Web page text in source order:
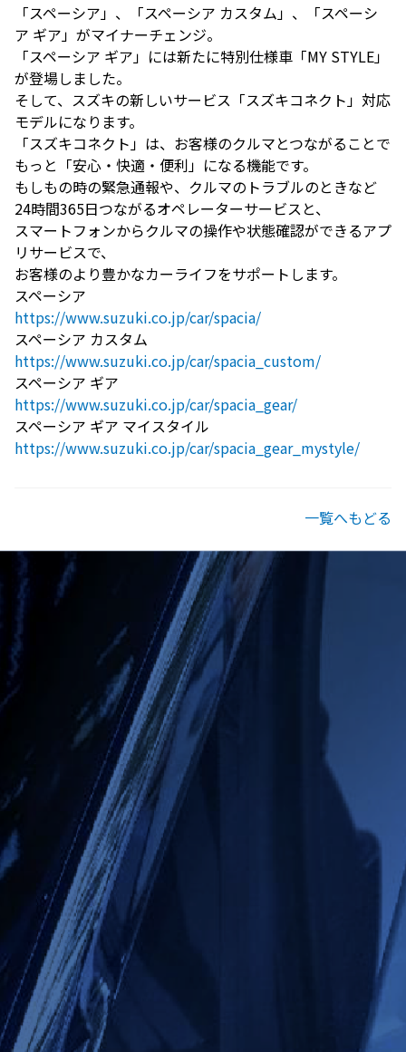
「スペーシア」、「スペーシア カスタム」、「スペーシ
ア ギア」がマイナーチェンジ。
「スペーシア ギア」には新たに特別仕様車「MY STYLE」
が登場しました。
そして、スズキの新しいサービス「スズキコネクト」対応
モデルになります。
「スズキコネクト」は、お客様のクルマとつながることで
もっと「安心・快適・便利」になる機能です。
もしもの時の緊急通報や、クルマのトラブルのときなど
24時間365日つながるオペレーターサービスと、
スマートフォンからクルマの操作や状態確認ができるアプ
リサービスで、
お客様のより豊かなカーライフをサポートします。
スペーシア
https://www.suzuki.co.jp/car/spacia/
スペーシア カスタム
https://www.suzuki.co.jp/car/spacia_custom/
スペーシア ギア
https://www.suzuki.co.jp/car/spacia_gear/
スペーシア ギア マイスタイル
https://www.suzuki.co.jp/car/spacia_gear_mystyle/
一覧へもどる